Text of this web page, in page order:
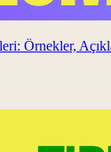
Örnekler,